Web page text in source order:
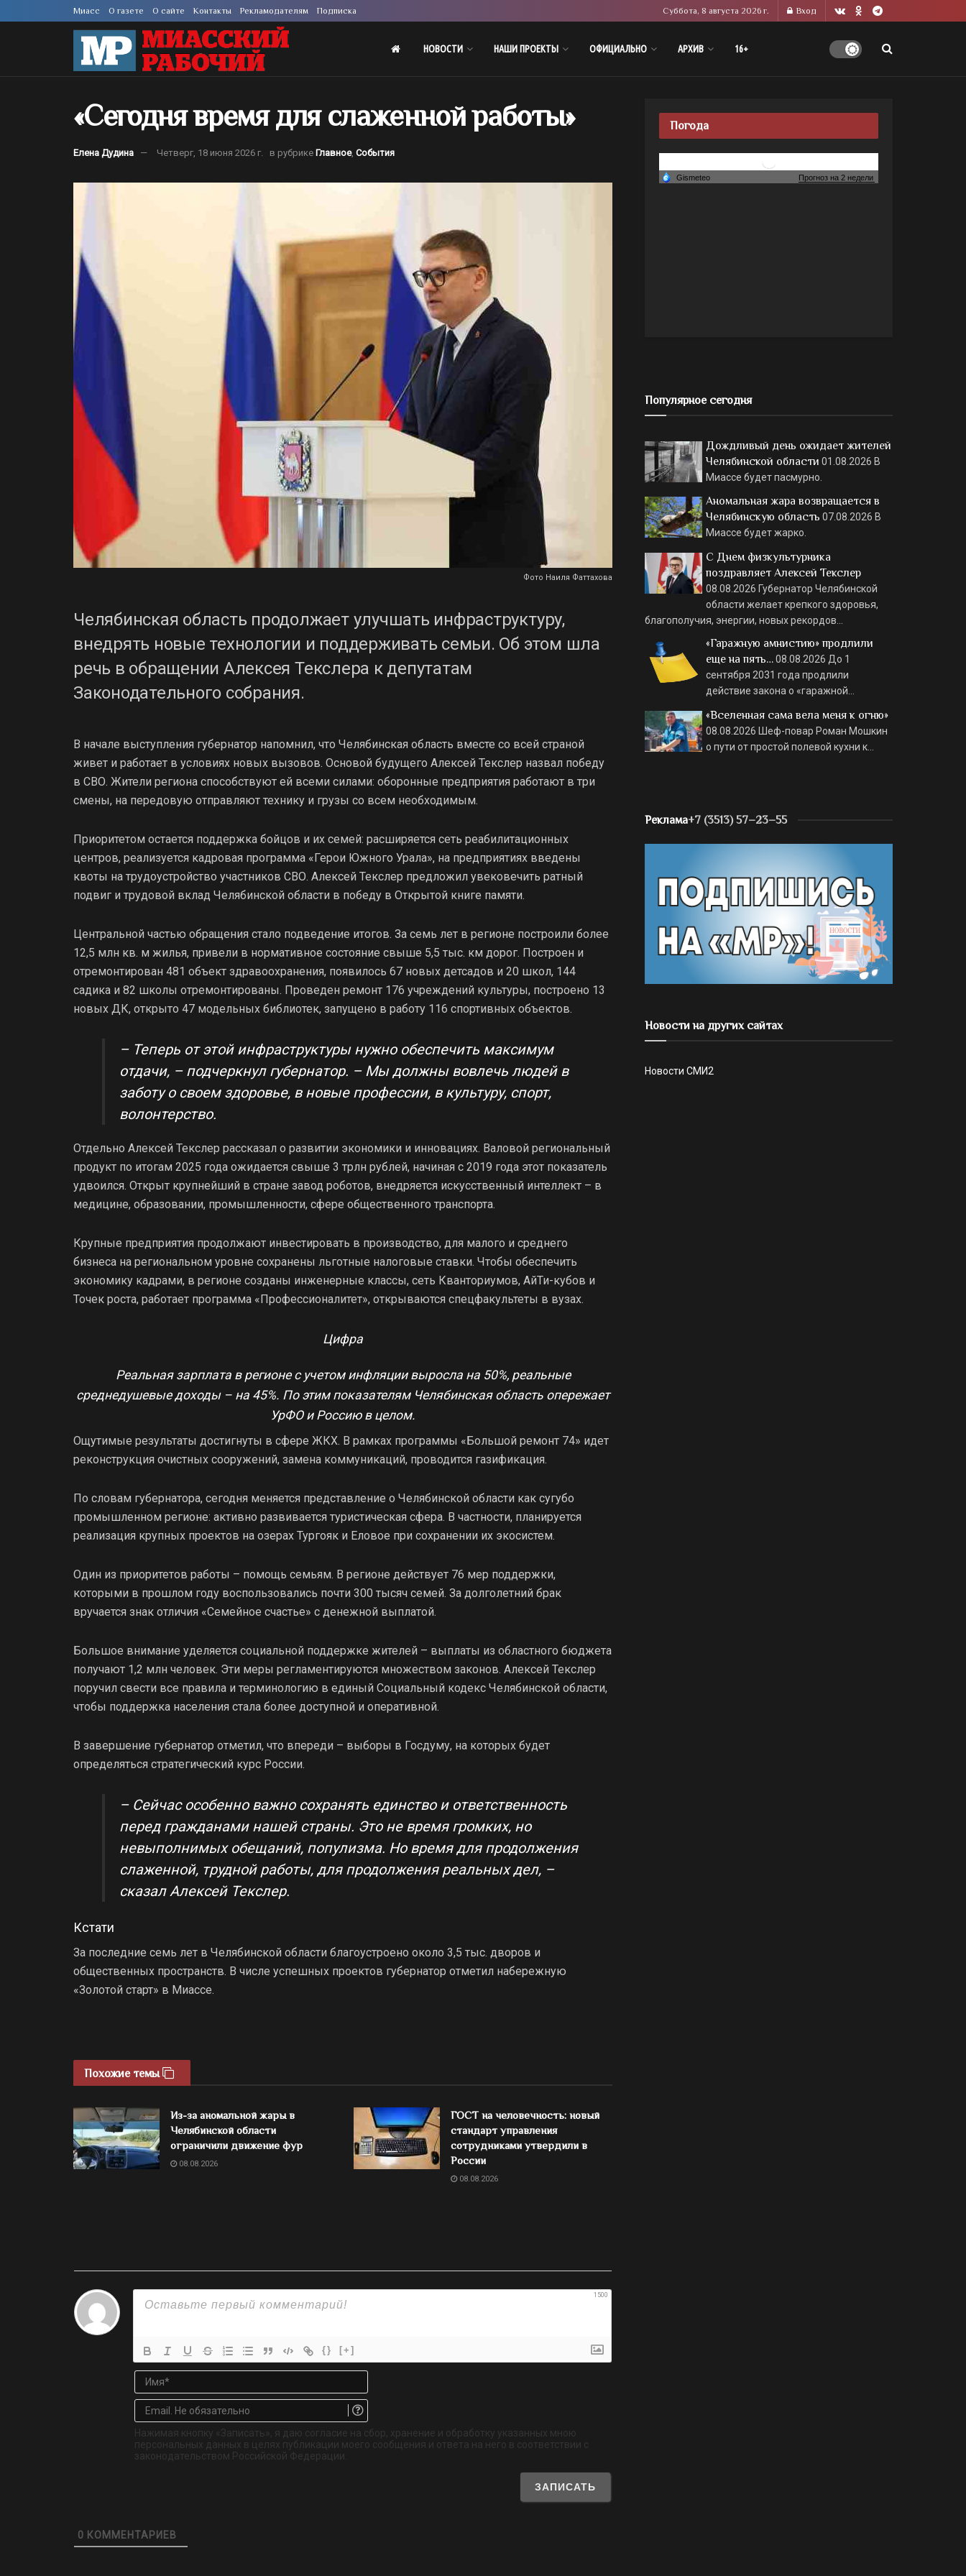
Миасс О газете О сайте Контакты Рекламодателям Подписка Суббота, 8 августа 2026 г. Вход
НОВОСТИ НАШИ ПРОЕКТЫ ОФИЦИАЛЬНО АРХИВ 16+
«Сегодня время для слаженной работы»
Елена Дудина Четверг, 18 июня 2026 г. в рубрике Главное, События
Фото Наиля Фаттахова
Челябинская область продолжает улучшать инфраструктуру,
внедрять новые технологии и поддерживать семьи. Об этом шла
речь в обращении Алексея Текслера к депутатам
Законодательного собрания.
В начале выступления губернатор напомнил, что Челябинская область вместе со всей страной
живет и работает в условиях новых вызовов. Основой будущего Алексей Текслер назвал победу
в СВО. Жители региона способствуют ей всеми силами: оборонные предприятия работают в три
смены, на передовую отправляют технику и грузы со всем необходимым.
Приоритетом остается поддержка бойцов и их семей: расширяется сеть реабилитационных
центров, реализуется кадровая программа «Герои Южного Урала», на предприятиях введены
квоты на трудоустройство участников СВО. Алексей Текслер предложил увековечить ратный
подвиг и трудовой вклад Челябинской области в победу в Открытой книге памяти.
Центральной частью обращения стало подведение итогов. За семь лет в регионе построили более
12,5 млн кв. м жилья, привели в нормативное состояние свыше 5,5 тыс. км дорог. Построен и
отремонтирован 481 объект здравоохранения, появилось 67 новых детсадов и 20 школ, 144
садика и 82 школы отремонтированы. Проведен ремонт 176 учреждений культуры, построено 13
новых ДК, открыто 47 модельных библиотек, запущено в работу 116 спортивных объектов.
– Теперь от этой инфраструктуры нужно обеспечить максимум
отдачи, – подчеркнул губернатор. – Мы должны вовлечь людей в
заботу о своем здоровье, в новые профессии, в культуру, спорт,
волонтерство.
Отдельно Алексей Текслер рассказал о развитии экономики и инновациях. Валовой региональный
продукт по итогам 2025 года ожидается свыше 3 трлн рублей, начиная с 2019 года этот показатель
удвоился. Открыт крупнейший в стране завод роботов, внедряется искусственный интеллект – в
медицине, образовании, промышленности, сфере общественного транспорта.
Крупные предприятия продолжают инвестировать в производство, для малого и среднего
бизнеса на региональном уровне сохранены льготные налоговые ставки. Чтобы обеспечить
экономику кадрами, в регионе созданы инженерные классы, сеть Кванториумов, АйТи-кубов и
Точек роста, работает программа «Профессионалитет», открываются спецфакультеты в вузах.
Цифра
Реальная зарплата в регионе с учетом инфляции выросла на 50%, реальные
среднедушевые доходы – на 45%. По этим показателям Челябинская область опережает
УрФО и Россию в целом.
Ощутимые результаты достигнуты в сфере ЖКХ. В рамках программы «Большой ремонт 74» идет
реконструкция очистных сооружений, замена коммуникаций, проводится газификация.
По словам губернатора, сегодня меняется представление о Челябинской области как сугубо
промышленном регионе: активно развивается туристическая сфера. В частности, планируется
реализация крупных проектов на озерах Тургояк и Еловое при сохранении их экосистем.
Один из приоритетов работы – помощь семьям. В регионе действует 76 мер поддержки,
которыми в прошлом году воспользовались почти 300 тысяч семей. За долголетний брак
вручается знак отличия «Семейное счастье» с денежной выплатой.
Большое внимание уделяется социальной поддержке жителей – выплаты из областного бюджета
получают 1,2 млн человек. Эти меры регламентируются множеством законов. Алексей Текслер
поручил свести все правила и терминологию в единый Социальный кодекс Челябинской области,
чтобы поддержка населения стала более доступной и оперативной.
В завершение губернатор отметил, что впереди – выборы в Госдуму, на которых будет
определяться стратегический курс России.
– Сейчас особенно важно сохранять единство и ответственность
перед гражданами нашей страны. Это не время громких, но
невыполнимых обещаний, популизма. Но время для продолжения
слаженной, трудной работы, для продолжения реальных дел, –
сказал Алексей Текслер.
Кстати
За последние семь лет в Челябинской области благоустроено около 3,5 тыс. дворов и
общественных пространств. В числе успешных проектов губернатор отметил набережную
«Золотой старт» в Миассе.
Похожие темы
Из-за аномальной жары в
Челябинской области
ограничили движение фур
08.08.2026
ГОСТ на человечность: новый
стандарт управления
сотрудниками утвердили в
России
08.08.2026
1500
{} [+]
Имя*
Email.
обязательно
Нажимая кнопку «Записать», я даю согласие на сбор, хранение и обработку указанных мною
персональных данных в целях публикации моего сообщения и ответа на него в соответствии с
законодательством Российской Федерации.
0 КОММЕНТАРИЕВ
Погода
Популярное сегодня
Дождливый день ожидает жителей
Челябинской области 01.08.2026 В
Миассе будет пасмурно.
Аномальная жара возвращается в
Челябинскую область 07.08.2026 В
Миассе будет жарко.
С Днем физкультурника
поздравляет Алексей Текслер
08.08.2026 Губернатор Челябинской
области желает крепкого здоровья,
благополучия, энергии, новых рекордов…
«Гаражную амнистию» продлили
еще на пять…08.08.2026 До 1
сентября 2031 года продлили
действие закона о «гаражной…
«Вселенная сама вела меня к огню»
08.08.2026 Шеф-повар Роман Мошкин
о пути от простой полевой кухни к…
Реклама+7 (3513) 57–23–55
Новости на других сайтах
Новости СМИ2